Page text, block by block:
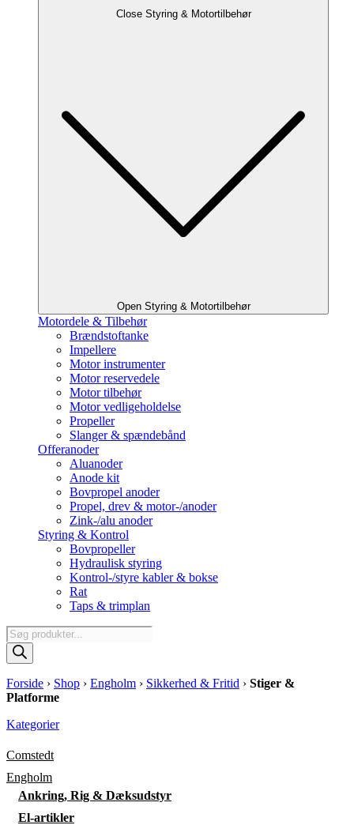
Close Styring & Motortilbehør
Open Styring & Motortilbehør
Motordele & Tilbehør
Brændstoftanke
Impellere
Motor instrumenter
Motor reservedele
Motor tilbehør
Motor vedligeholdelse
Propeller
Slanger & spændebånd
Offeranoder
Aluanoder
Anode kit
Bovpropel anoder
Propel, drev & motor-/anoder
Zink-/alu anoder
Styring & Kontrol
Bovpropeller
Hydraulisk styring
Kontrol-/styre kabler & bokse
Rat
Taps & trimplan
Products
search
Forside › Shop › Engholm › Sikkerhed & Fritid › Stiger &
Platforme
Kategorier
Comstedt
Engholm
Ankring, Rig & Dæksudstyr
El-artikler